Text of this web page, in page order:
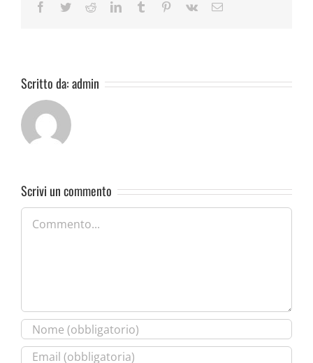
Facebook
TwitterRedditLinkedInTumblr Pinterest
Vk Email
Scritto da:admin
Scrivi un commento
Commento